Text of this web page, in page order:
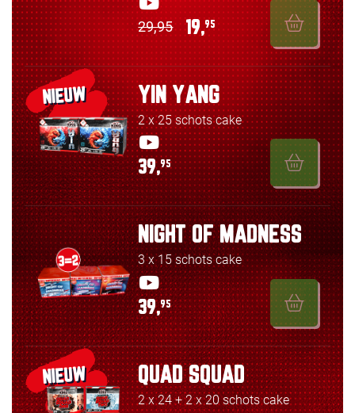
29,95 19,95
NIEUW YIN YANG
2 x 25 schots cake
39,95
NIGHT OF MADNESS
3 x 15 schots cake
39,95
NIEUW QUAD SQUAD
2 x 24 + 2 x 20 schots cake